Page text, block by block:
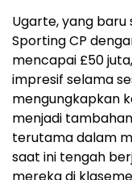
Ugarte, yang baru
Sporting CP
mencapai £50
impresif selama
mengungkapkan
menjadi
terutama dalam
saat ini tengah